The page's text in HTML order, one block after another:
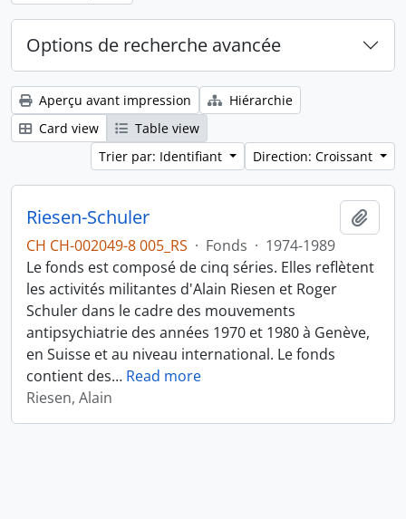
Options de recherche avancée
Aperçu avant impression
Hiérarchie
Card view
Table view
Trier par: Identifiant
Direction: Croissant
Riesen-Schuler
CH CH-002049-8 005_RS · Fonds · 1974-1989
Le fonds est composé de cinq séries. Elles reflètent
les activités militantes d'Alain Riesen et Roger
Schuler dans le cadre des mouvements
antipsychiatrie des années 1970 et 1980 à Genève,
en Suisse et au niveau international. Le fonds
contient des… Read more
Riesen, Alain